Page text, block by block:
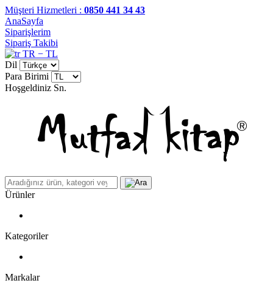
Müşteri Hizmetleri : 0850 441 34 43
AnaSayfa
Siparişlerim
Sipariş Takibi
TR − TL
Dil
Para Birimi
Hoşgeldiniz Sn.
Ürünler
Kategoriler
Markalar